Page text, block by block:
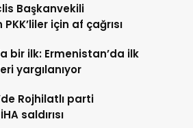
Başkanvekili
için af çağrısı
bir ilk: Ermenistan’da ilk
yargılanıyor
Rojhilatlı parti
saldırısı